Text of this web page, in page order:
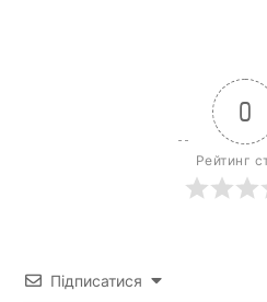
0
Рейтинг
Підписатися